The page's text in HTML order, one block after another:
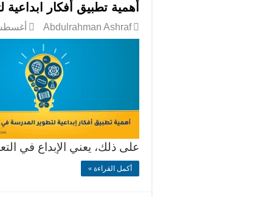
أهمية تطبيق أفكار ابداعية
Abdulrahman Ashraf أغسطس 20,
على ذلك، يعني الإبداع في
أكمل القراءة »